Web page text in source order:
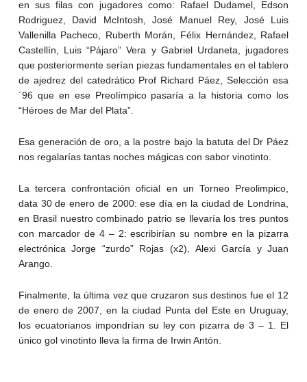
en sus filas con jugadores como: Rafael Dudamel, Edson
Rodriguez, David McIntosh, José Manuel Rey, José Luis
Vallenilla Pacheco, Ruberth Morán, Félix Hernández, Rafael
Castellín, Luis “Pájaro” Vera y Gabriel Urdaneta, jugadores
que posteriormente serían piezas fundamentales en el tablero
de ajedrez del catedrático Prof Richard Páez, Selección esa
´96 que en ese Preolímpico pasaría a la historia como los
“Héroes de Mar del Plata”.
Esa generación de oro, a la postre bajo la batuta del Dr Páez
nos regalarías tantas noches mágicas con sabor vinotinto.
La tercera confrontación oficial en un Torneo Preolimpico,
data 30 de enero de 2000: ese día en la ciudad de Londrina,
en Brasil nuestro combinado patrio se llevaría los tres puntos
con marcador de 4 – 2: escribirían su nombre en la pizarra
electrónica Jorge “zurdo” Rojas (x2), Alexi García y Juan
Arango.
Finalmente, la última vez que cruzaron sus destinos fue el 12
de enero de 2007, en la ciudad Punta del Este en Uruguay,
los ecuatorianos impondrían su ley con pizarra de 3 – 1. El
único gol vinotinto lleva la firma de Irwin Antón.